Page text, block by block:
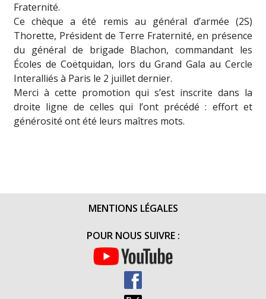
Fraternité.
Ce chèque a été remis au général d’armée (2S)
Thorette, Président de Terre Fraternité, en présence
du général de brigade Blachon, commandant les
Écoles de Coëtquidan, lors du Grand Gala au Cercle
Interalliés à Paris le 2 juillet dernier.
Merci à cette promotion qui s’est inscrite dans la
droite ligne de celles qui l’ont précédé : effort et
générosité ont été leurs maîtres mots.
MENTIONS LÉGALES
POUR NOUS SUIVRE :